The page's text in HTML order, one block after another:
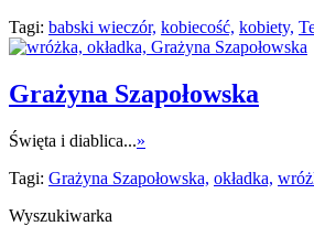
Tagi: babski wieczór, kobiecość, kobiety,
Grażyna Szapołowska
Święta i diablica...»
Tagi: Grażyna Szapołowska, okładka,
Wyszukiwarka